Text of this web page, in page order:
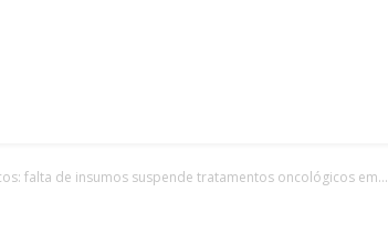
falta de insumos suspende tratamentos oncológicos em...